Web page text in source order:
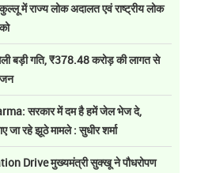
में राज्य लोक अदालत एवं राष्ट्रीय लोक
बड़ी गति, ₹378.48 करोड़ की लागत से
सरकार में दम है हमें जेल भेज दे,
जा रहे झूठे मामले : सुधीर शर्मा
Drive मुख्यमंत्री सुक्खू ने पौधरोपण